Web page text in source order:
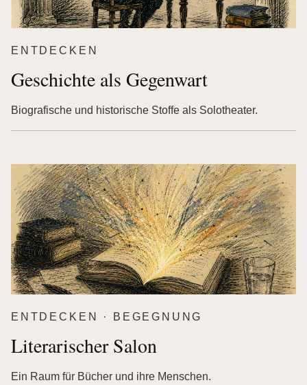
ENTDECKEN
Geschichte als Gegenwart
Biografische und historische Stoffe als Solotheater.
ENTDECKEN · BEGEGNUNG
Literarischer Salon
Ein Raum für Bücher und ihre Menschen.